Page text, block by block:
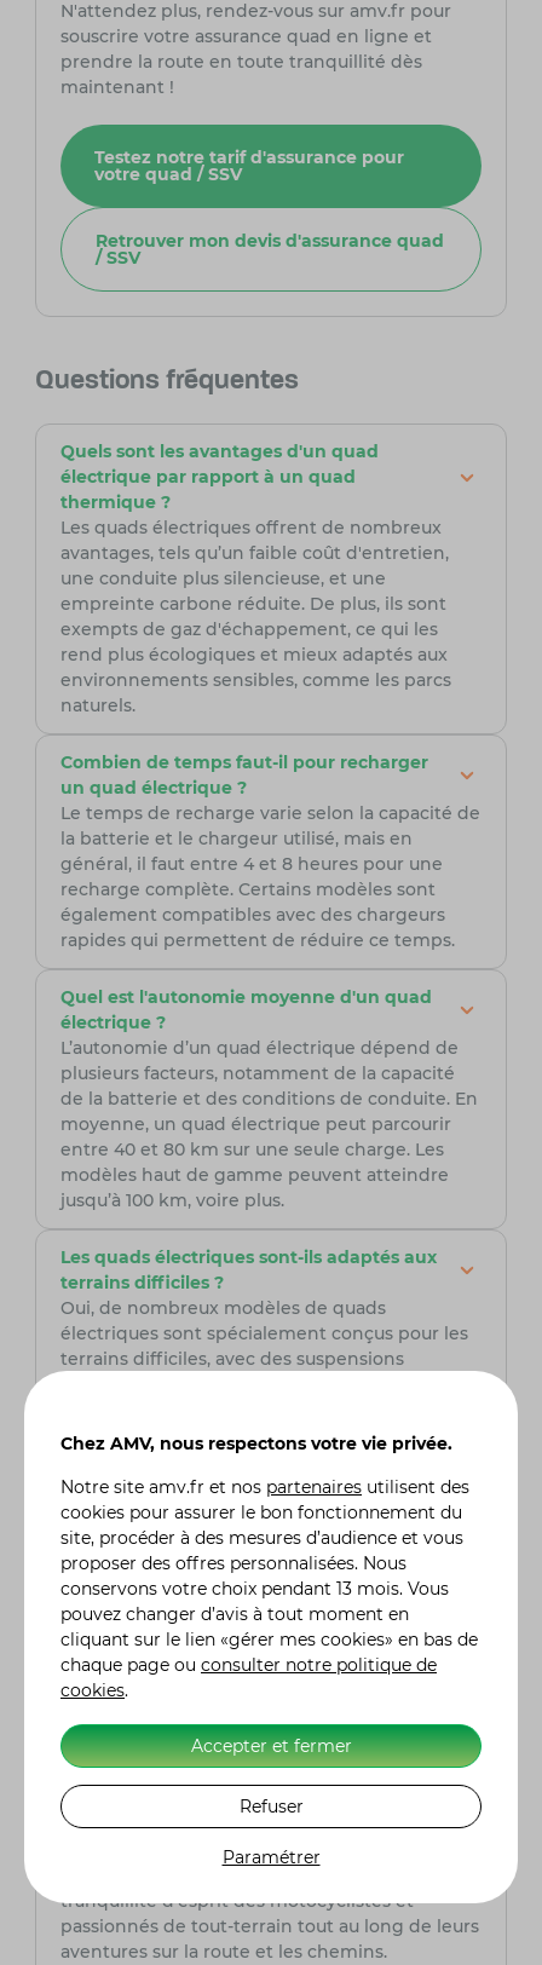
N'attendez plus, rendez-vous sur amv.fr pour
souscrire votre assurance quad en ligne et
prendre la route en toute tranquillité dès
maintenant !
Testez notre tarif d'assurance pour
votre quad / SSV
Retrouver mon devis d'assurance quad
/ SSV
Questions fréquentes
Quels sont les avantages d'un quad
électrique par rapport à un quad
thermique ?
Les quads électriques offrent de nombreux
avantages, tels qu’un faible coût d'entretien,
une conduite plus silencieuse, et une
empreinte carbone réduite. De plus, ils sont
exempts de gaz d'échappement, ce qui les
rend plus écologiques et mieux adaptés aux
environnements sensibles, comme les parcs
naturels.
Combien de temps faut-il pour recharger
un quad électrique ?
Le temps de recharge varie selon la capacité de
la batterie et le chargeur utilisé, mais en
général, il faut entre 4 et 8 heures pour une
recharge complète. Certains modèles sont
également compatibles avec des chargeurs
rapides qui permettent de réduire ce temps.
Quel est l'autonomie moyenne d'un quad
électrique ?
L’autonomie d’un quad électrique dépend de
plusieurs facteurs, notamment de la capacité
de la batterie et des conditions de conduite. En
moyenne, un quad électrique peut parcourir
entre 40 et 80 km sur une seule charge. Les
modèles haut de gamme peuvent atteindre
jusqu’à 100 km, voire plus.
Les quads électriques sont-ils adaptés aux
terrains difficiles ?
Oui, de nombreux modèles de quads
électriques sont spécialement conçus pour les
terrains difficiles, avec des suspensions
boueuses. Toutefois, il est important de choisir
un modèle adapté à vos besoins spécifiques en
fonction du type de terrain.
Quelle assurance quad / SSV choisir ?
Pour choisir avec soin votre assurance quad /
SSV, il est primordial de comparer les tarifs, les
garanties et les franchises proposées. AMV,
assureur spécialisé dans le domaine de la moto,
est une option à prendre en sérieuse
considération. Fort de son expertise, AMV offre
des solutions adaptées aux besoins spécifiques
des pilotes de quad, assurant ainsi une
couverture complète et fiable pour leurs
véhicules tout-terrain. Grâce à son expertise du
secteur, AMV peut offrir des services sur
tranquillité d'esprit des motocyclistes et
passionnés de tout-terrain tout au long de leurs
aventures sur la route et les chemins.
Chez AMV, nous respectons votre vie privée.
Notre site amv.fr et nos partenaires utilisent des
cookies pour assurer le bon fonctionnement du
site, procéder à des mesures d’audience et vous
proposer des offres personnalisées. Nous
conservons votre choix pendant 13 mois. Vous
pouvez changer d’avis à tout moment en
cliquant sur le lien «gérer mes cookies» en bas de
chaque page ou consulter notre politique de
cookies.
Accepter et fermer
Refuser
Paramétrer